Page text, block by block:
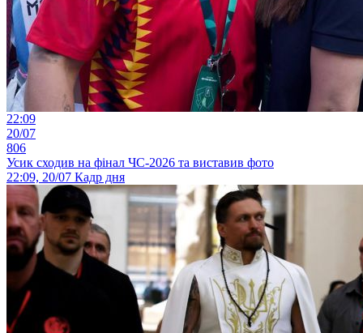
22:09
20/07
806
Усик сходив на фінал ЧС-2026 та виставив фото
22:09, 20/07 Кадр дня